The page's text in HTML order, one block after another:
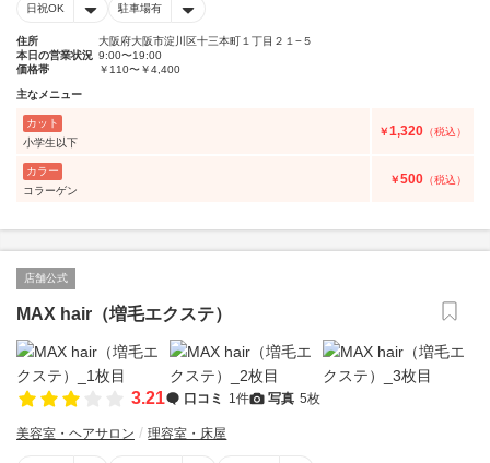
日祝OK 駐車場有
住所
大阪府大阪市淀川区十三本町１丁目２１−５
本日の営業状況 9:00〜19:00
価格帯
￥110〜￥4,400
主なメニュー
カット
小学生以下
￥1,320 （税込）
カラー
コラーゲン
￥500 （税込）
店舗公式
MAX hair（増毛エクステ）
3.21 口コミ 1件 写真 5枚
美容室・ヘアサロン 理容室・床屋